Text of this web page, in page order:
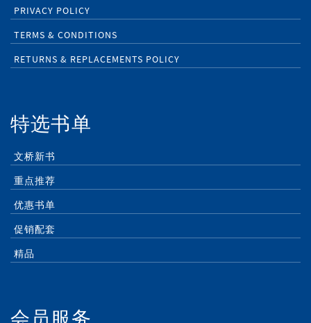
PRIVACY POLICY
TERMS & CONDITIONS
RETURNS & REPLACEMENTS POLICY
特选书单
文桥新书
重点推荐
优惠书单
促销配套
精品